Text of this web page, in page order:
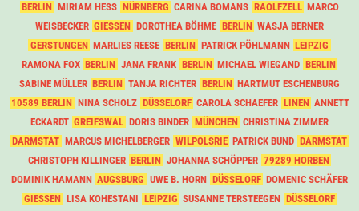
BERLIN MIRIAM HESS NÜRNBERG CARINA BOMANS RAOLFZELL MARCO
WEISBECKER GIESSEN DOROTHEA BÖHME BERLIN WASJA BERNER
GERSTUNGEN MARLIES REESE BERLIN PATRICK PÖHLMANN LEIPZIG
RAMONA FOX BERLIN JANA FRANK BERLIN MICHAEL WIEGAND BERLIN
SABINE MÜLLER BERLIN TANJA RICHTER BERLIN HARTMUT ESCHENBURG
10589 BERLIN NINA SCHOLZ DÜSSELORF CAROLA SCHAEFER LINEN ANNETT
ECKARDT GREIFSWAL DORIS BINDER MÜNCHEN CHRISTINA ZIMMER
DARMSTAT MARCUS MICHELBERGER WILPOLSRIE PATRICK BUND DARMSTAT
CHRISTOPH KILLINGER BERLIN JOHANNA SCHÖPPER 79289 HORBEN
DOMINIK HAMANN AUGSBURG UWE B. HORN DÜSSELORF DOMENIC SCHÄFER
GIESSEN
LISA KOHESTANI LEIPZIG SUSANNE TERSTEEGEN DÜSSELORF